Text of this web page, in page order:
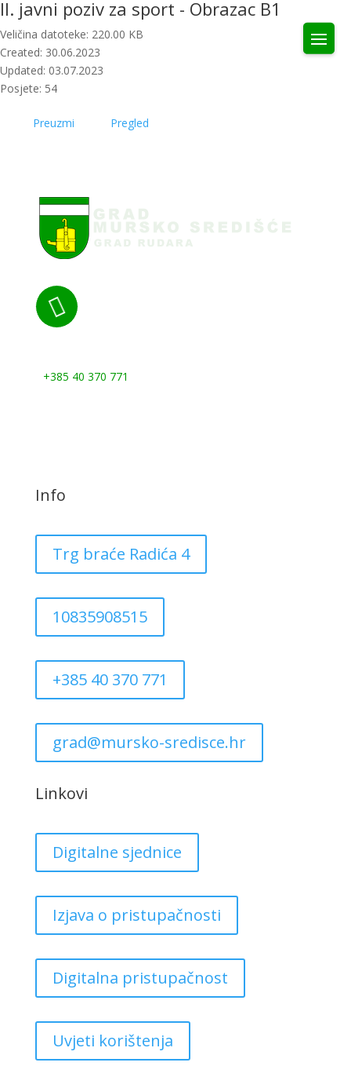
II. javni poziv za sport - Obrazac B1
Veličina datoteke: 220.00 KB
Created: 30.06.2023
Updated: 03.07.2023
Posjete: 54
Preuzmi Pregled

+385 40 370 771
Info
Trg braće Radića 4
10835908515
+385 40 370 771
grad@mursko-sredisce.hr
Linkovi
Digitalne sjednice
Izjava o pristupačnosti
Digitalna pristupačnost
Uvjeti korištenja